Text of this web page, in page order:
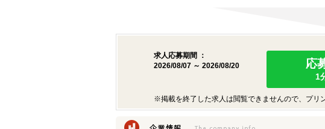
求人応募期間 ：
2026/08/07 ～ 2026/08/20
応
1
※掲載を終了した求人は閲覧できませんので、プリ